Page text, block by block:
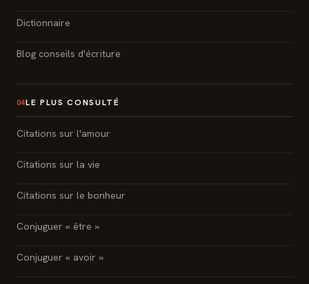
Dictionnaire
Blog conseils d'écriture
04LE PLUS CONSULTÉ
Citations sur l'amour
Citations sur la vie
Citations sur le bonheur
Conjuguer « être »
Conjuguer « avoir »